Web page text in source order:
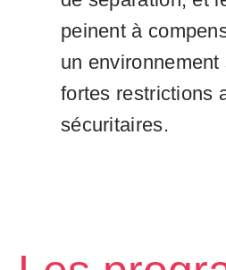
peinent à
un
fortes restrictions
sécuritaires.